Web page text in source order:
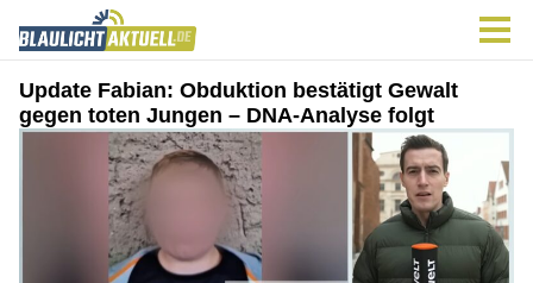
Update Fabian: Obduktion bestätigt Gewalt
gegen toten Jungen – DNA-Analyse folgt